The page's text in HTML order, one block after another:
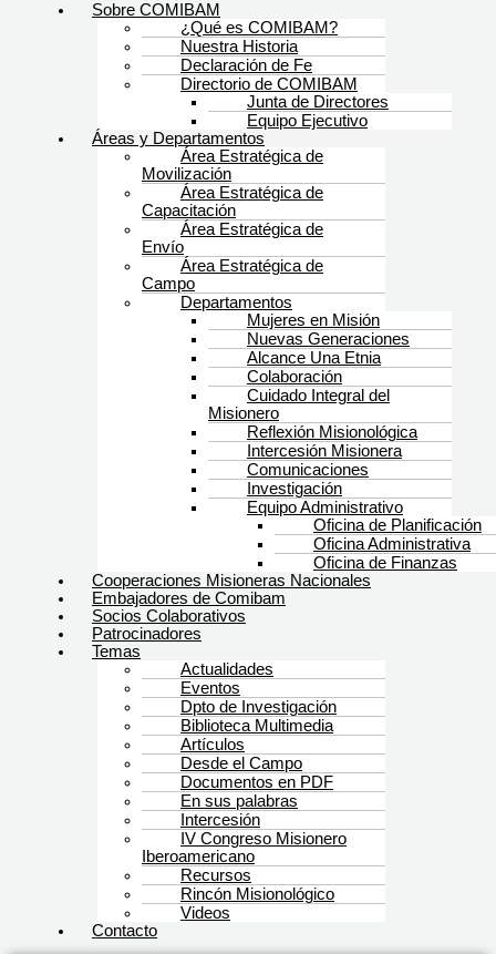
Sobre COMIBAM
¿Qué es COMIBAM?
Nuestra Historia
Declaración de Fe
Directorio de COMIBAM
Junta de Directores
Equipo Ejecutivo
Áreas y Departamentos
Área Estratégica de
Movilización
Área Estratégica de
Capacitación
Área Estratégica de
Envío
Área Estratégica de
Campo
Departamentos
Mujeres en Misión
Nuevas Generaciones
Alcance Una Etnia
Colaboración
Cuidado Integral del
Misionero
Reflexión Misionológica
Intercesión Misionera
Comunicaciones
Investigación
Equipo Administrativo
Oficina de Planificación
Oficina Administrativa
Oficina de Finanzas
Cooperaciones Misioneras Nacionales
Embajadores de Comibam
Socios Colaborativos
Patrocinadores
Temas
Actualidades
Eventos
Dpto de Investigación
Biblioteca Multimedia
Artículos
Desde el Campo
Documentos en PDF
En sus palabras
Intercesión
IV Congreso Misionero
Iberoamericano
Recursos
Rincón Misionológico
Videos
Contacto